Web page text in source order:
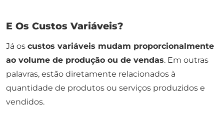
E Os Custos Variáveis?
Já os custos variáveis mudam proporcionalmente
ao volume de produção ou de vendas. Em outras
palavras, estão diretamente relacionados à
quantidade de produtos ou serviços produzidos e
vendidos.